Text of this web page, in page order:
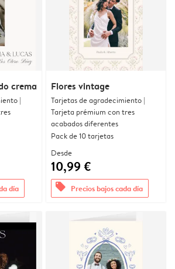
crema
|
día
Flores vintage
Tarjetas de agradecimiento |
Tarjeta prémium con tres
acabados diferentes
Pack de 10 tarjetas
Desde
10,99 €
offers Precios bajos cada día